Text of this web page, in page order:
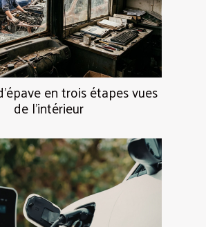
en trois étapes vues
de l’intérieur